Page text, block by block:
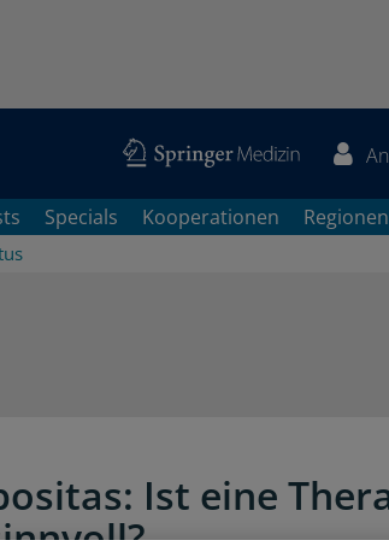
Specials Kooperationen Regionen
Ist eine